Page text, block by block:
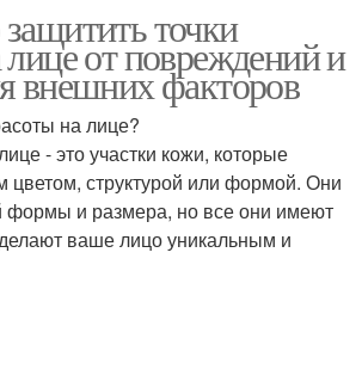
точки
от повреждений и
внешних факторов
на лице?
- это участки кожи, которые
цветом, структурой или формой. Они
формы и размера, но все они имеют
ваше лицо уникальным и